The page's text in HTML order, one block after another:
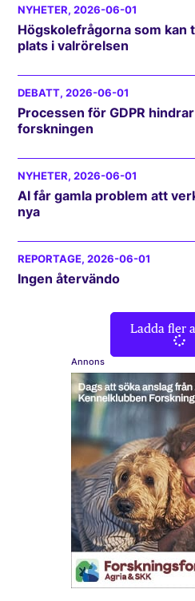
NYHETER, 2026-06-01
Högskolefrågorna som kan
plats i valrörelsen
DEBATT, 2026-06-01
Processen för GDPR hindrar
forskningen
NYHETER, 2026-06-01
AI får gamla problem att
nya
REPORTAGE, 2026-06-01
Ingen återvändo
Ladda fler
Annons